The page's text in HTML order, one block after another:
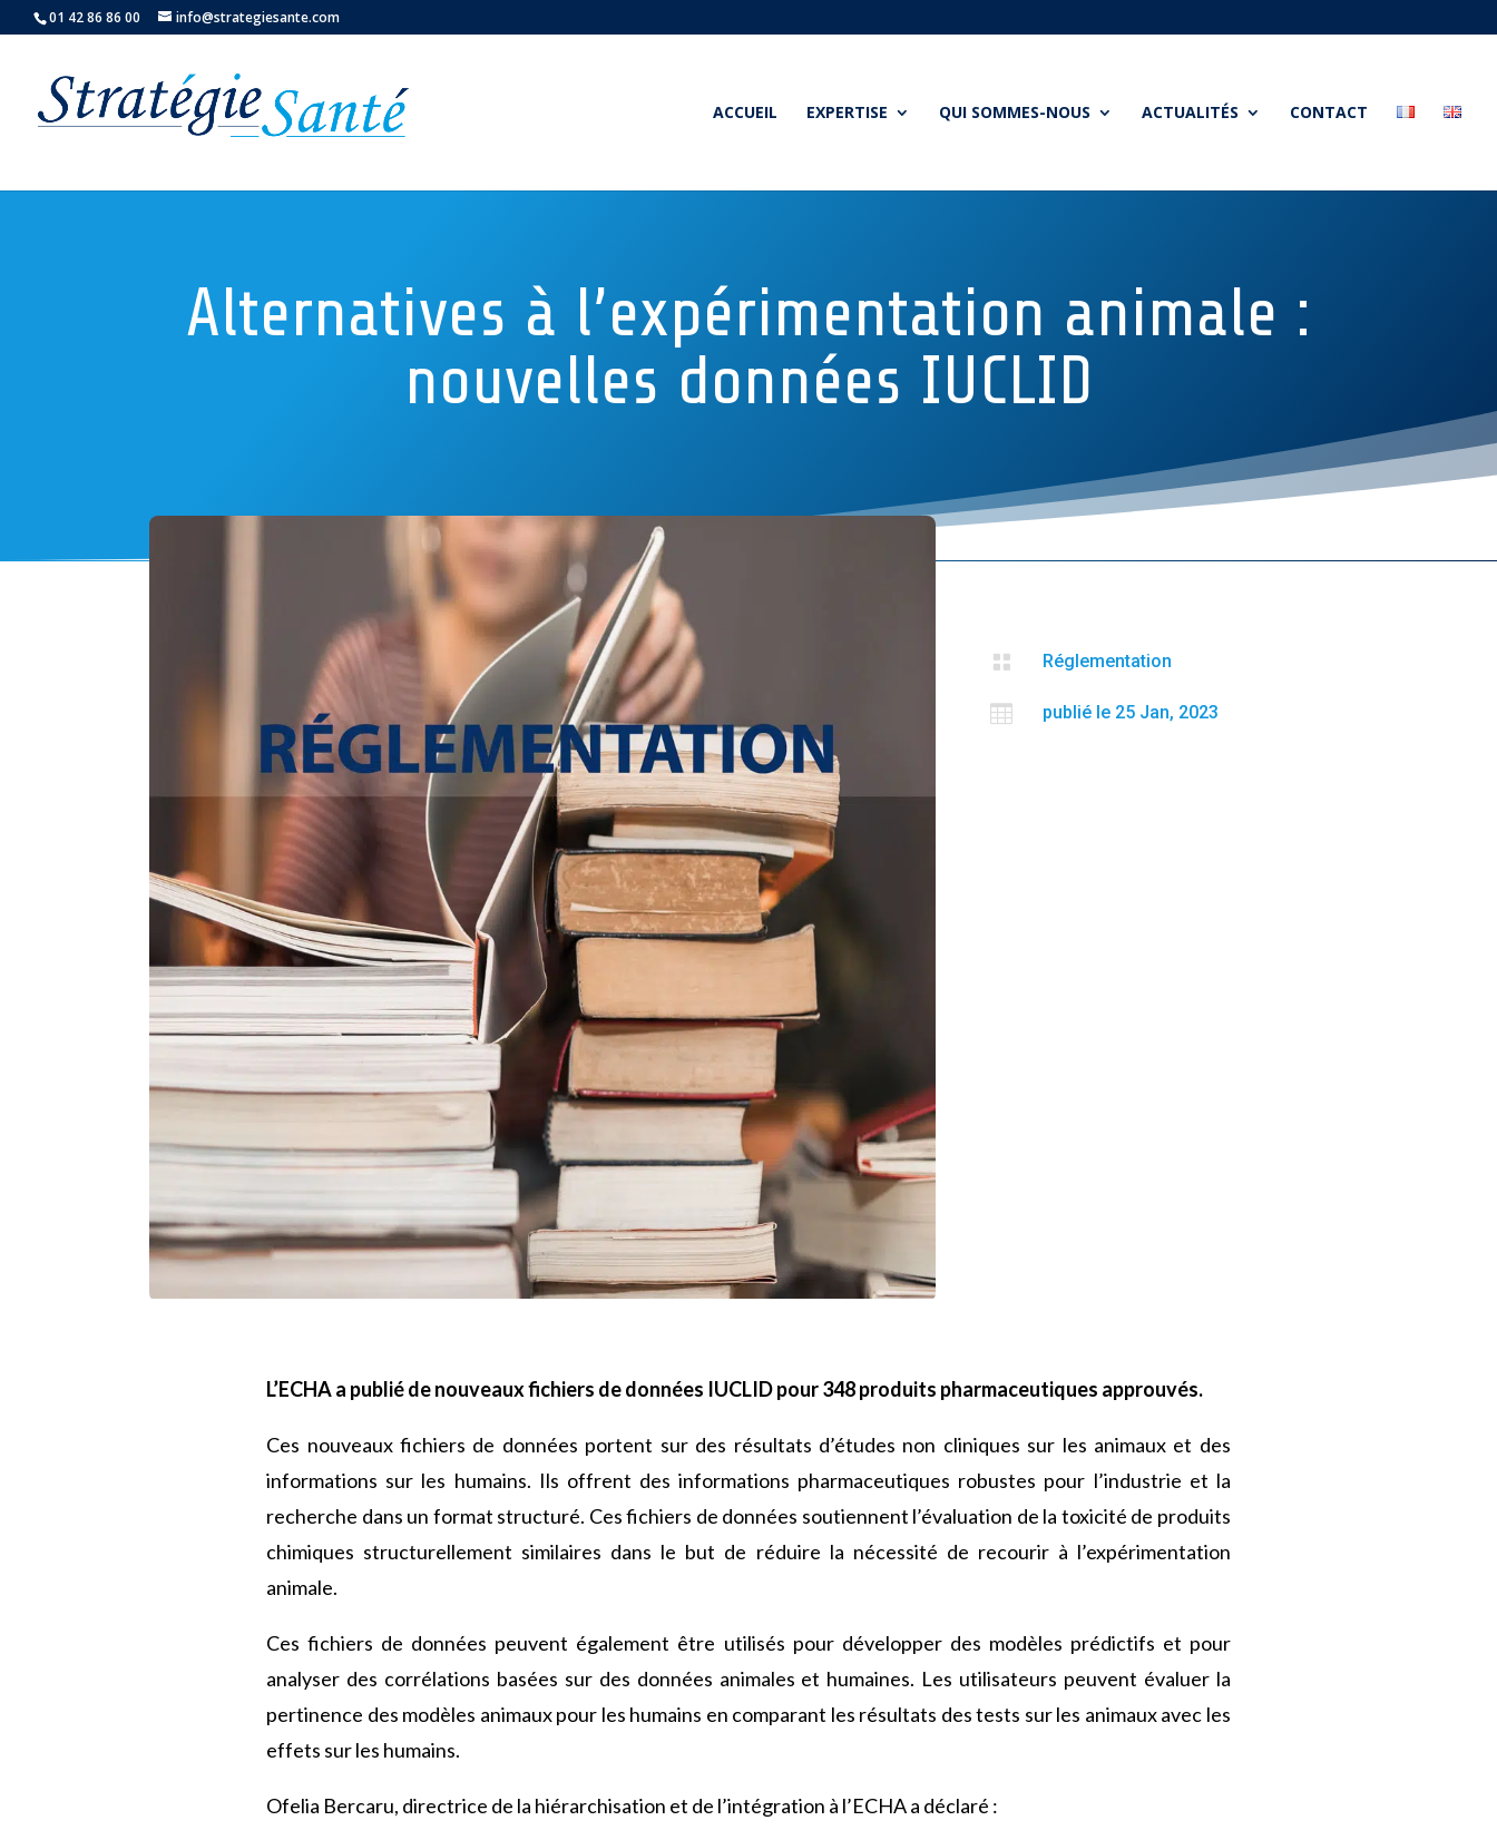
01 42 86 86 00 info@strategiesante.com
ACCUEIL EXPERTISE QUI SOMMES-NOUS ACTUALITÉS CONTACT
Alternatives à l’expérimentation animale :
nouvelles données IUCLID
 Réglementation
 publié le 25 Jan, 2023
L’ECHA a publié de nouveaux fichiers de données IUCLID pour 348 produits pharmaceutiques approuvés.
Ces nouveaux fichiers de données portent sur des résultats d’études non cliniques sur les animaux et des
informations sur les humains. Ils offrent des informations pharmaceutiques robustes pour l’industrie et la
recherche dans un format structuré. Ces fichiers de données soutiennent l’évaluation de la toxicité de produits
chimiques structurellement similaires dans le but de réduire la nécessité de recourir à l’expérimentation
animale.
Ces fichiers de données peuvent également être utilisés pour développer des modèles prédictifs et pour
analyser des corrélations basées sur des données animales et humaines. Les utilisateurs peuvent évaluer la
pertinence des modèles animaux pour les humains en comparant les résultats des tests sur les animaux avec les
effets sur les humains.
Ofelia Bercaru, directrice de la hiérarchisation et de l’intégration à l’ECHA a déclaré :